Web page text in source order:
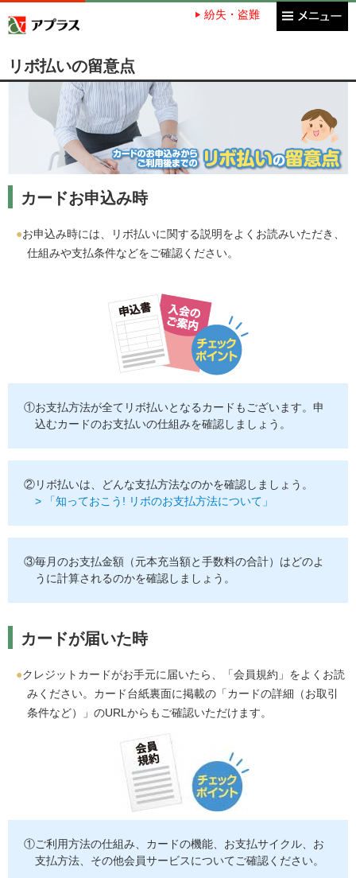
アプラス SBI新生銀行グループ紛失・盗難
リボ払いの留意点
カードお申込み時
お申込み時には、リボ払いに関する説明をよくお読みいただき、
仕組みや支払条件などをご確認ください。
①お支払方法が全てリボ払いとなるカードもございます。申
込むカードのお支払いの仕組みを確認しましょう。
②リボ払いは、どんな支払方法なのかを確認しましょう。
> 「知っておこう! リボのお支払方法について」
③毎月のお支払金額（元本充当額と手数料の合計）はどのよ
うに計算されるのかを確認しましょう。
カードが届いた時
クレジットカードがお手元に届いたら、「会員規約」をよくお読
みください。カード台紙裏面に掲載の「カードの詳細（お取引
条件など）」のURLからもご確認いただけます。
①ご利用方法の仕組み、カードの機能、お支払サイクル、お
支払方法、その他会員サービスについてご確認ください。